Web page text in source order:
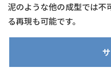
泥のような他の成型では不
る再現も可能です。